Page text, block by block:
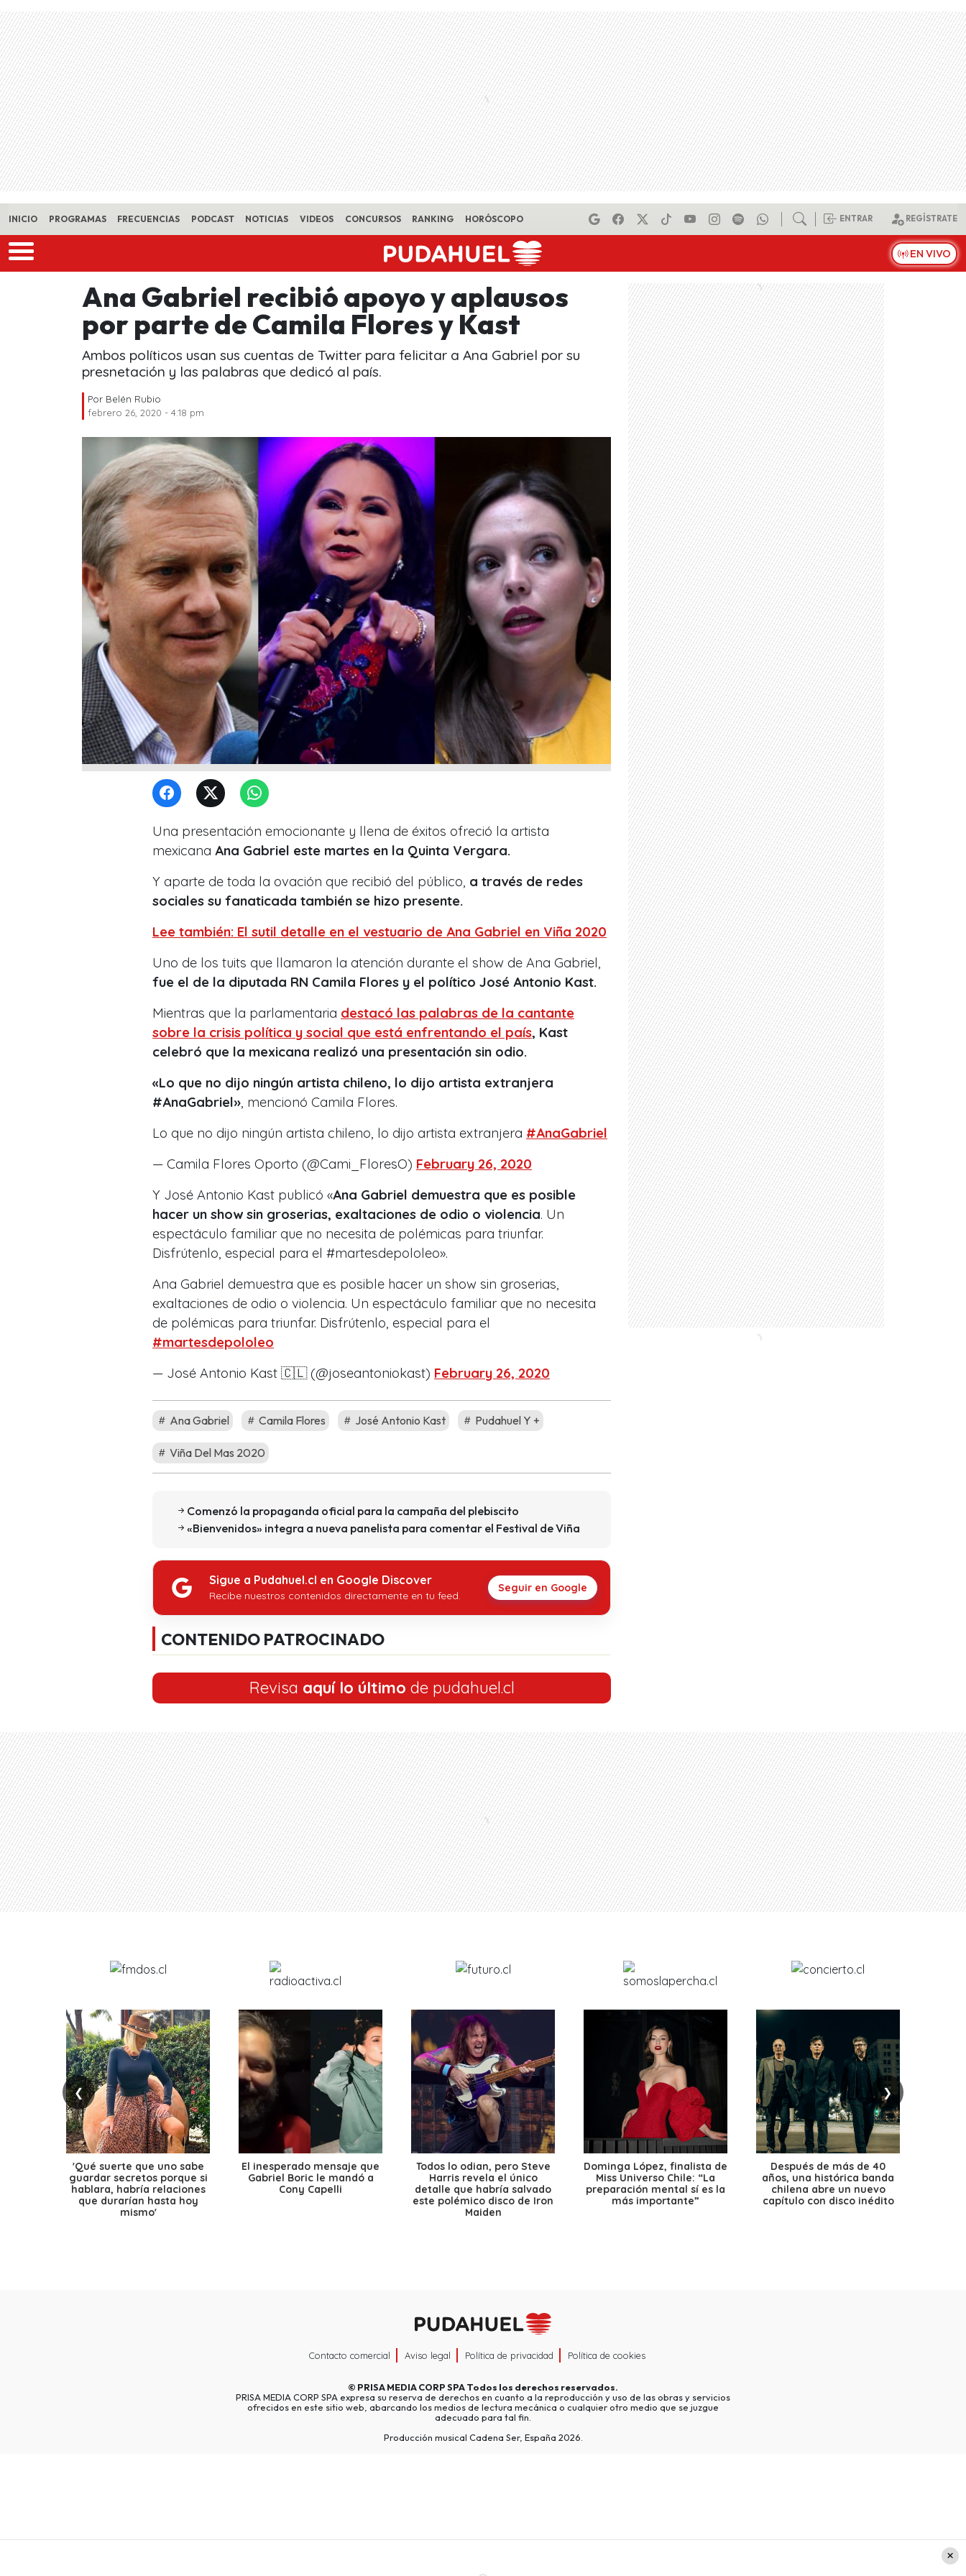
Skip to main content
INICIO PROGRAMAS FRECUENCIAS PODCAST NOTICIAS VIDEOS CONCURSOS RANKING HORÓSCOPO ENTRAR REGÍSTRATE
EN VIVO
Ana Gabriel recibió apoyo y aplausos
por parte de Camila Flores y Kast
Ambos políticos usan sus cuentas de Twitter para felicitar a Ana Gabriel por su
presnetación y las palabras que dedicó al país.
Por Belén Rubio
febrero 26, 2020 - 4:18 pm
Una presentación emocionante y llena de éxitos ofreció la artista
mexicana Ana Gabriel este martes en la Quinta Vergara.
Y aparte de toda la ovación que recibió del público, a través de redes
sociales su fanaticada también se hizo presente.
Lee también: El sutil detalle en el vestuario de Ana Gabriel en Viña 2020
Uno de los tuits que llamaron la atención durante el show de Ana Gabriel,
fue el de la diputada RN Camila Flores y el político José Antonio Kast.
Mientras que la parlamentaria destacó las palabras de la cantante
sobre la crisis política y social que está enfrentando el país, Kast
celebró que la mexicana realizó una presentación sin odio.
«Lo que no dijo ningún artista chileno, lo dijo artista extranjera
#AnaGabriel», mencionó Camila Flores.
Lo que no dijo ningún artista chileno, lo dijo artista extranjera #AnaGabriel
— Camila Flores Oporto (@Cami_FloresO) February 26, 2020
Y José Antonio Kast publicó «Ana Gabriel demuestra que es posible
hacer un show sin groserias, exaltaciones de odio o violencia. Un
espectáculo familiar que no necesita de polémicas para triunfar.
Disfrútenlo, especial para el #martesdepololeo».
Ana Gabriel demuestra que es posible hacer un show sin groserias,
exaltaciones de odio o violencia. Un espectáculo familiar que no necesita
de polémicas para triunfar. Disfrútenlo, especial para el
#martesdepololeo
— José Antonio Kast 🇨🇱 (@joseantoniokast) February 26, 2020
Ana Gabriel Camila Flores José Antonio Kast Pudahuel Y +
Viña Del Mas 2020
Comenzó la propaganda oficial para la campaña del plebiscito
«Bienvenidos» integra a nueva panelista para comentar el Festival de Viña
Sigue a Pudahuel.cl en Google Discover
Recibe nuestros contenidos directamente en tu feed.
Seguir en Google
CONTENIDO PATROCINADO
Revisa aquí lo último de pudahuel.cl
❮ ❯
'Qué suerte que uno sabe
guardar secretos porque si
hablara, habría relaciones
que durarían hasta hoy
mismo'
El inesperado mensaje que
Gabriel Boric le mandó a
Cony Capelli
Todos lo odian, pero Steve
Harris revela el único
detalle que habría salvado
este polémico disco de Iron
Maiden
Dominga López, finalista de
Miss Universo Chile: “La
preparación mental sí es la
más importante”
Después de más de 40
años, una histórica banda
chilena abre un nuevo
capítulo con disco inédito
Contacto comercial Aviso legal Política de privacidad Política de cookies
© PRISA MEDIA CORP SPATodos los derechos reservados.
PRISA MEDIA CORP SPA expresa su reserva de derechos en cuanto a la reproducción y uso de las obras y servicios
ofrecidos en este sitio web, abarcando los medios de lectura mecánica o cualquier otro medio que se juzgue
adecuado para tal fin.
Producción musical Cadena Ser, España 2026.